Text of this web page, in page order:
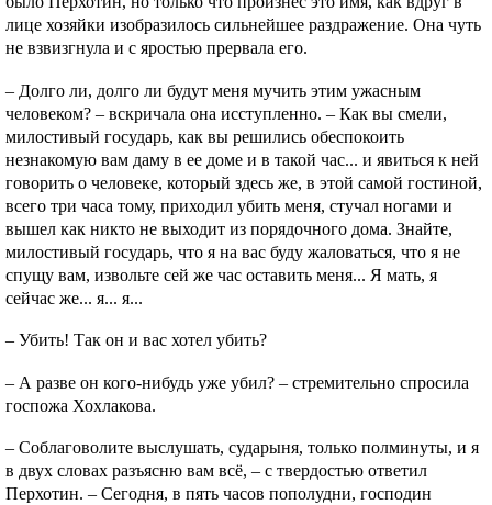
лице хозяйки изобразилось сильнейшее раздражение. Она чуть
не взвизгнула и с яростью прервала его.
– Долго ли, долго ли будут меня мучить этим ужасным
человеком? – вскричала она исступленно. – Как вы смели,
милостивый государь, как вы решились обеспокоить
незнакомую вам даму в ее доме и в такой час... и явиться к ней
говорить о человеке, который здесь же, в этой самой гостиной,
всего три часа тому, приходил убить меня, стучал ногами и
вышел как никто не выходит из порядочного дома. Знайте,
милостивый государь, что я на вас буду жаловаться, что я не
спущу вам, извольте сей же час оставить меня... Я мать, я
сейчас же... я... я...
– Убить! Так он и вас хотел убить?
– А разве он кого-нибудь уже убил? – стремительно спросила
госпожа Хохлакова.
– Соблаговолите выслушать, сударыня, только полминуты, и я
в двух словах разъясню вам всё, – с твердостью ответил
Перхотин. – Сегодня, в пять часов пополудни, господин